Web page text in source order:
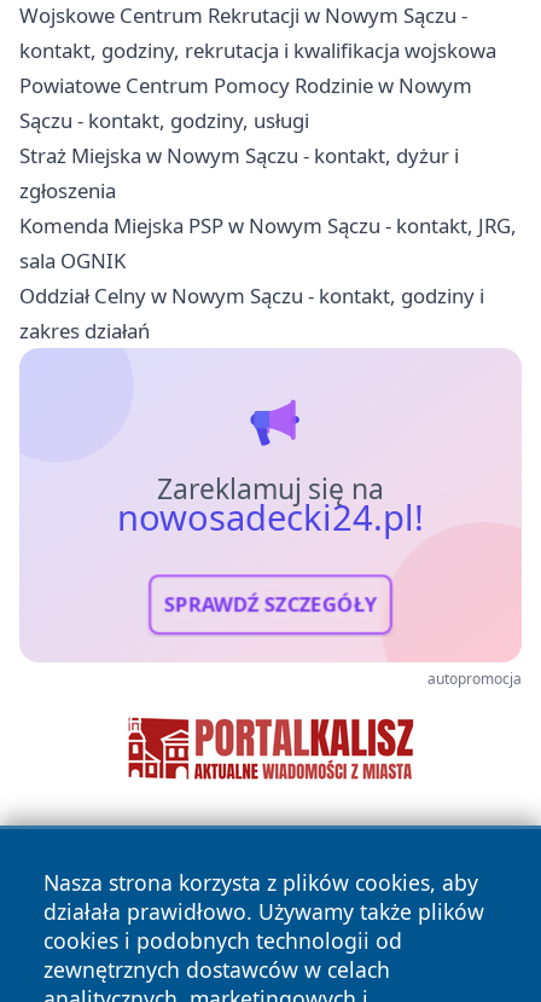
Wojskowe Centrum Rekrutacji w Nowym Sączu -
kontakt, godziny, rekrutacja i kwalifikacja wojskowa
Powiatowe Centrum Pomocy Rodzinie w Nowym
Sączu - kontakt, godziny, usługi
Straż Miejska w Nowym Sączu - kontakt, dyżur i
zgłoszenia
Komenda Miejska PSP w Nowym Sączu - kontakt, JRG,
sala OGNIK
Oddział Celny w Nowym Sączu - kontakt, godziny i
zakres działań
Zareklamuj się na
nowosadecki24.pl!
SPRAWDŹ SZCZEGÓŁY
autopromocja
Nasza strona korzysta z plików cookies, aby
działała prawidłowo. Używamy także plików
cookies i podobnych technologii od
zewnętrznych dostawców w celach
Copyright © 2026 nowosadecki24.pl Wszystkie prawa